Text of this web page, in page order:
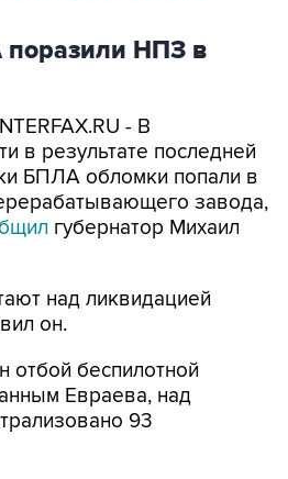
НПЗ в
- В
в результате последней
БПЛА обломки попали в
завода,
губернатор Михаил
над ликвидацией
он.
отбой беспилотной
Евраева, над
93